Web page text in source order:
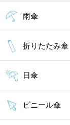
雨傘
折りたたみ傘
日傘
ビニール傘